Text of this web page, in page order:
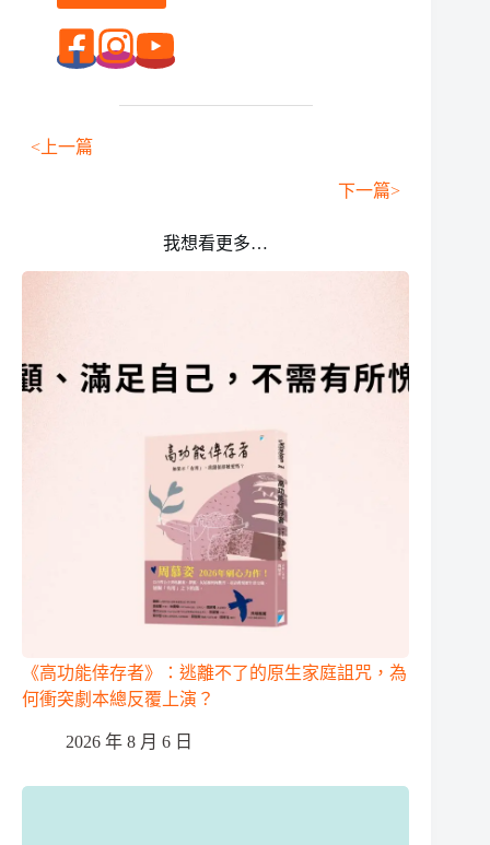
<上一篇
下一篇>
我想看更多…
《高功能倖存者》：逃離不了的原生家庭詛咒，為
何衝突劇本總反覆上演？
2026 年 8 月 6 日